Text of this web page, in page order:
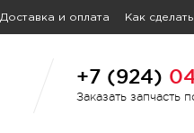
Доставка и оплата Как
+7 (924)
Заказать запчасть